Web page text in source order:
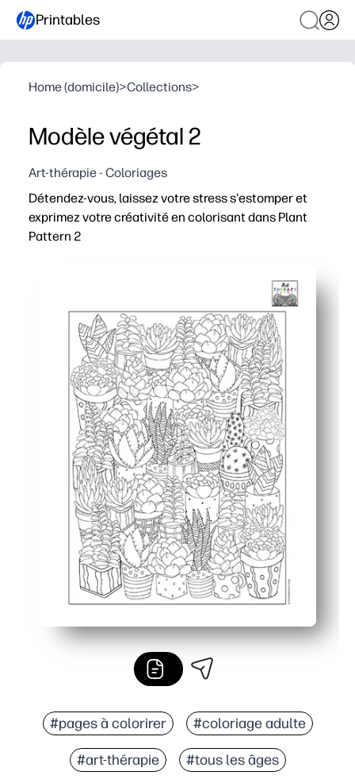
Printables
Home (domicile)>Collections>
Modèle végétal 2
Art-thérapie - Coloriages
Détendez-vous, laissez votre stress s'estomper et
exprimez votre créativité en colorisant dans Plant
Pattern 2
Engagement sans écran - les motifs feuillus aident à
S'adapte à tous les réglages : à utiliser dans les
Réimprimez à tout moment - faites des ensembles de
#pages à colorirer #coloriage adulte
#art-thérapie #tous les âges